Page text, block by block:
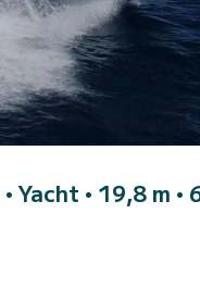
• Yacht • 19,8 m •